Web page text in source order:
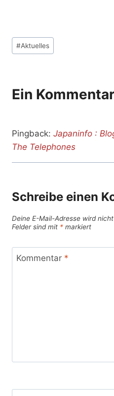
Schlagworte:
#Aktuelles
Ein Kommentar
Pingback: Japaninfo :
The Telephones
Schreibe einen
Deine E-Mail-Adresse wird
Felder sind mit * markiert
Kommentar *